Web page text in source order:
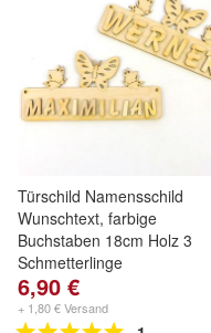
Türschild Namensschild
Wunschtext, farbige
Buchstaben 18cm Holz 3
Schmetterlinge
6,90 €
+ 1,80 € Versand